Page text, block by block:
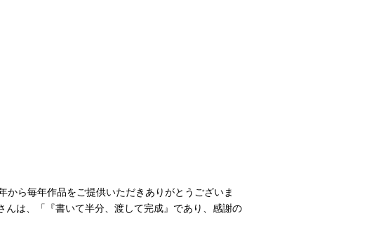
ら毎年作品をご提供いただきありがとうございま
は、「『書いて半分、渡して完成』であり、感謝の